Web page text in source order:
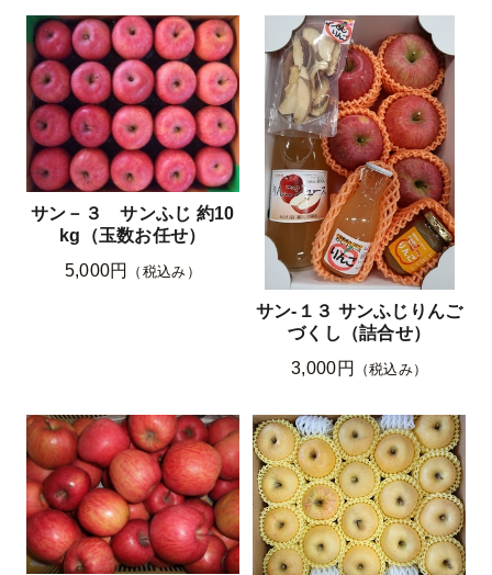
サン－３ サンふじ 約10
kg（玉数お任せ）
5,000円
（税込み）
サン-１３ サンふじりんご
づくし（詰合せ）
3,000円
（税込み）